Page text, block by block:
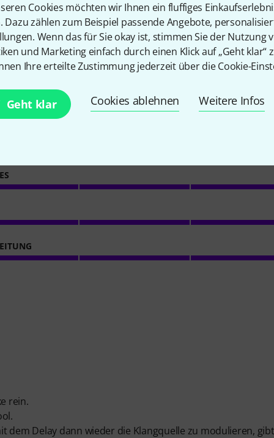
Cookies möchten wir Ihnen ein fluffiges
Dazu zählen zum Beispiel passende Angebote,
Wenn das für Sie okay ist, stimmen Sie der Nutzung
und Marketing einfach durch einen Klick auf „Geht klar“
Ihre erteilte Zustimmung jederzeit über die Cookie-
Geht klar Cookies ablehnen Weitere Infos
22Kundenbewertungen
4.8/ 5
rein.
dem Delay dann wieder die Klangquelle zu modulieren, gibt